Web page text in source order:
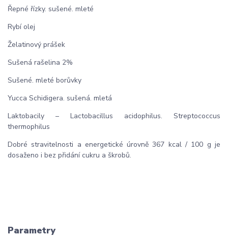
Řepné řízky. sušené. mleté
Rybí olej
Želatinový prášek
Sušená rašelina 2%
Sušené. mleté borůvky
Yucca Schidigera. sušená. mletá
Laktobacily – Lactobacillus acidophilus. Streptococcus
thermophilus
Dobré stravitelnosti a energetické úrovně 367 kcal / 100 g je
dosaženo i bez přidání cukru a škrobů.
Parametry